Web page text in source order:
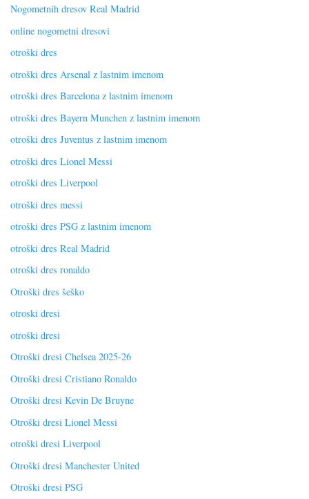
Nogometnih dresov Real Madrid
online nogometni dresovi
otroški dres
otroški dres Arsenal z lastnim imenom
otroški dres Barcelona z lastnim imenom
otroški dres Bayern Munchen z lastnim imenom
otroški dres Juventus z lastnim imenom
otroški dres Lionel Messi
otroški dres Liverpool
otroški dres messi
otroški dres PSG z lastnim imenom
otroški dres Real Madrid
otroški dres ronaldo
Otroški dres šeško
otroski dresi
otroški dresi
Otroški dresi Chelsea 2025-26
Otroški dresi Cristiano Ronaldo
Otroški dresi Kevin De Bruyne
Otroški dresi Lionel Messi
otroški dresi Liverpool
Otroški dresi Manchester United
Otroški dresi PSG